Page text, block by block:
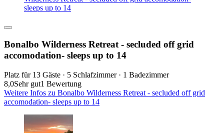
sleeps up to 14
Bonalbo Wilderness Retreat - secluded off grid
accomodation- sleeps up to 14
Platz für 13 Gäste · 5 Schlafzimmer · 1 Badezimmer
8,0Sehr gut1 Bewertung
Weitere Infos zu Bonalbo Wilderness Retreat - secluded off grid
accomodation- sleeps up to 14